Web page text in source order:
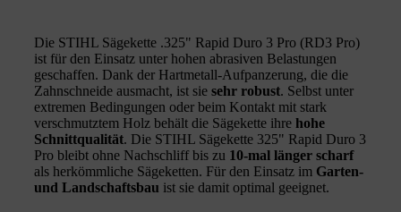
Die STIHL Sägekette .325" Rapid Duro 3 Pro (RD3 Pro)
ist für den Einsatz unter hohen abrasiven Belastungen
geschaffen. Dank der Hartmetall-Aufpanzerung, die die
Zahnschneide ausmacht, ist sie sehr robust. Selbst unter
extremen Bedingungen oder beim Kontakt mit stark
verschmutztem Holz behält die Sägekette ihre hohe
Schnittqualität. Die STIHL Sägekette 325" Rapid Duro 3
Pro bleibt ohne Nachschliff bis zu 10-mal länger scharf
als herkömmliche Sägeketten. Für den Einsatz im Garten-
und Landschaftsbau ist sie damit optimal geeignet.